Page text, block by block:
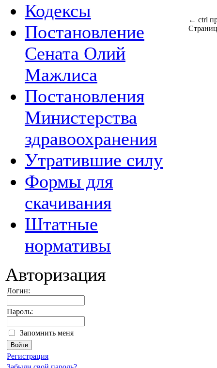
Кодексы
Постановление
Сената Олий
Мажлиса
Постановления
Министерства
здравоохранения
Утратившие силу
Формы для
скачивания
Штатные
нормативы
Авторизация
Логин:
Пароль:
Запомнить меня
Регистрация
← ctrl